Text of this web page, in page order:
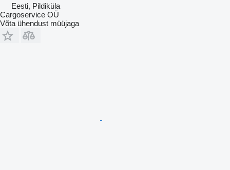
Eesti, Pildiküla
Cargoservice OÜ
Võta ühendust müüjaga